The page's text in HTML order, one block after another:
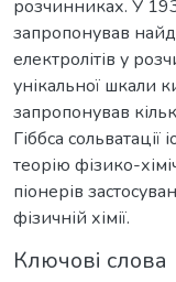
розчинниках. У
запропонував
електролітів у
унікальної шкали
запропонував
Гіббса
теорію фізико-
піонерів
фізичній хімії.
Ключові слова